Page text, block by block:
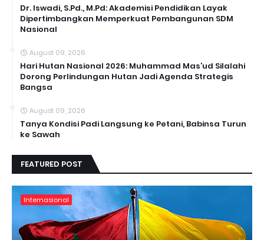
Dr. Iswadi, S.Pd., M.Pd: Akademisi Pendidikan Layak
Dipertimbangkan Memperkuat Pembangunan SDM
Nasional
August 09, 2026
Hari Hutan Nasional 2026: Muhammad Mas’ud Silalahi
Dorong Perlindungan Hutan Jadi Agenda Strategis
Bangsa
August 09, 2026
Tanya Kondisi Padi Langsung ke Petani, Babinsa Turun
ke Sawah
FEATURED POST
Internasional